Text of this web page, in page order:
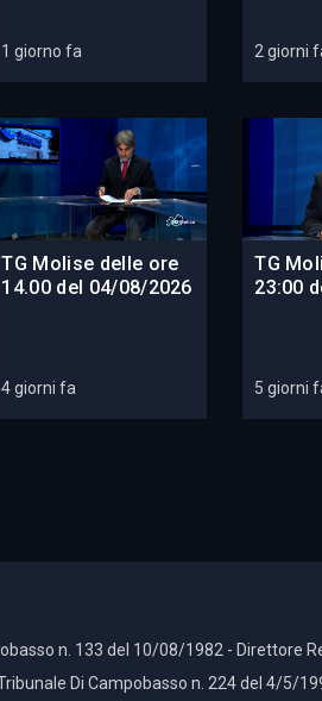
1 giorno fa 2 giorni
TG Molise delle ore
14.00 del 04/08/2026
4 giorni fa
TG
23:00
5 giorni
n. 133 del 10/08/1982 - Direttore
Di Campobasso n. 224 del 4/5/